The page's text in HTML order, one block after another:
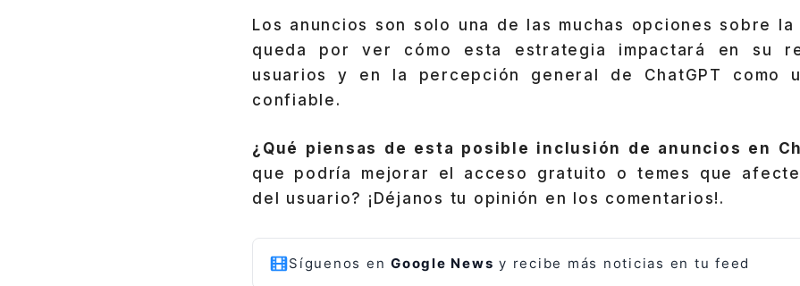
Los anuncios son solo una de las muchas opciones sobre la
queda por ver cómo esta estrategia impactará en su
usuarios y en la percepción general de ChatGPT como
confiable.
¿Qué piensas de esta posible inclusión de anuncios en
que podría mejorar el acceso gratuito o temes que
del usuario? ¡Déjanos tu opinión en los comentarios!.
Síguenos en Google News y recibe más noticias en tu feed